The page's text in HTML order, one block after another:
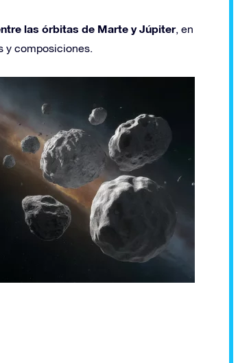
las órbitas de Marte y Júpiter, en
y composiciones.